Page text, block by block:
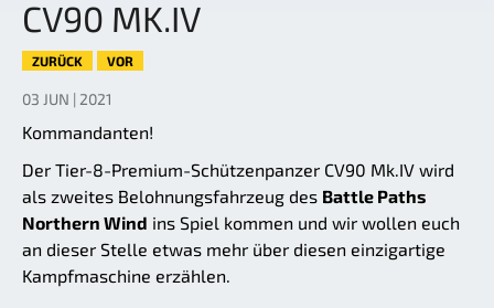
CV90 MK.IV
ZURÜCK VOR
03 JUN | 2021
Kommandanten!
Der Tier-8-Premium-Schützenpanzer CV90 Mk.IV wird
als zweites Belohnungsfahrzeug des Battle Paths
Northern Wind ins Spiel kommen und wir wollen euch
an dieser Stelle etwas mehr über diesen einzigartige
Kampfmaschine erzählen.